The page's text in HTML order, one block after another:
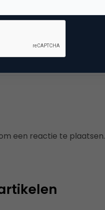
Commerce
een reactie te plaatsen.